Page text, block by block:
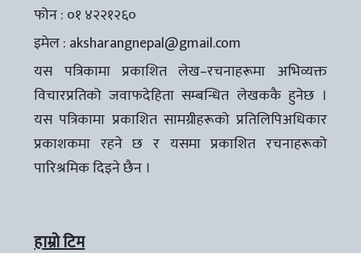
फोन : ०१ ४२२१२६०
इमेल : aksharangnepal@gmail.com
यस पत्रिकामा प्रकाशित लेख–रचनाहरूमा अभिव्यक्त
विचारप्रतिको जवाफदेहिता सम्बन्धित लेखककै हुनेछ ।
यस पत्रिकामा प्रकाशित सामग्रीहरूको प्रतिलिपिअधिकार
प्रकाशकमा रहने छ र यसमा प्रकाशित रचनाहरूको
पारिश्रमिक दिइने छैन ।
हाम्रो टिम